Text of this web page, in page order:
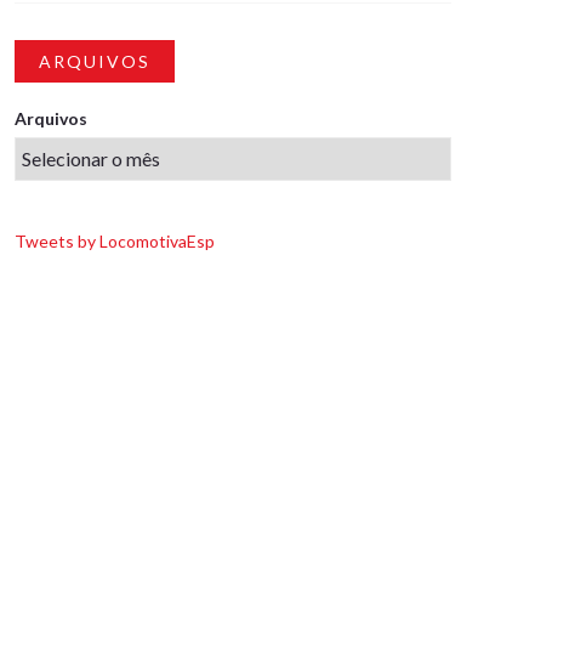
ARQUIVOS
Arquivos
Tweets by LocomotivaEsp